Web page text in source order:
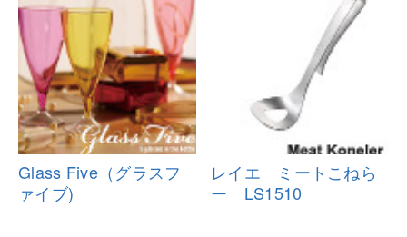
Glass Five（グラスフ
ァイブ)
レイエ ミートこねら
ー LS1510